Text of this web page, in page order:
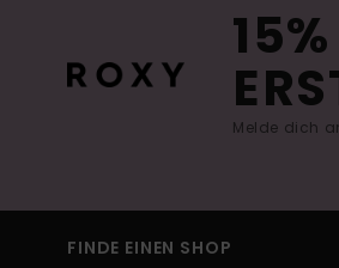
Melde dich
FINDE EINEN SHOP